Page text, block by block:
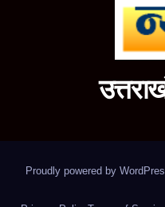
Proudly powered by